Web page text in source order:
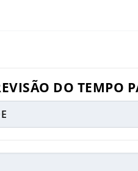
DO TEMPO